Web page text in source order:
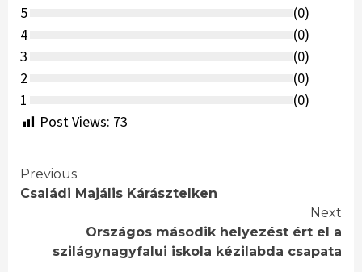
5
(0)
4
(0)
3
(0)
2
(0)
1
(0)
Post Views: 73
Continue
Previous
Családi Majális Kárásztelken
Next
Országos második helyezést ért el a
szilágynagyfalui iskola kézilabda csapata